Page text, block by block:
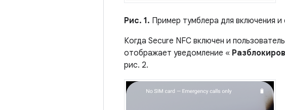
Рис. 1. Пример тумблера для включения
Когда Secure NFC включен и
отображает уведомление «
рис. 2.